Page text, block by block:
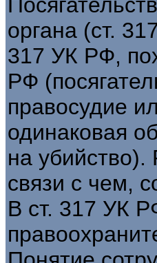
органа (ст.
317 УК РФ,
РФ
правосудие
одинаковая
на убийство).
связи с чем,
В ст. 317 УК